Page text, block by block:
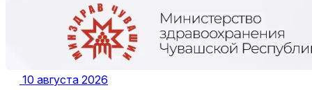
10 августа 2026